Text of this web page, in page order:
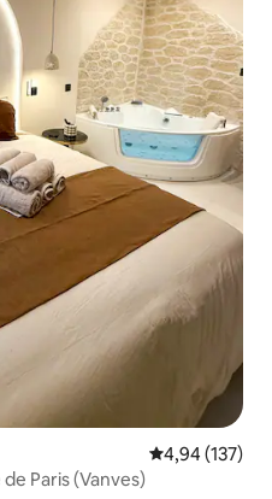
Évaluation
4,94 (137)
Paris (Vanves)